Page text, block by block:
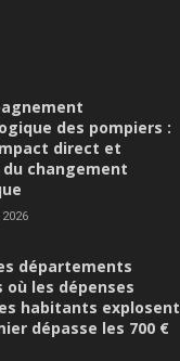
des pompiers :
direct et
changement
départements
où les dépenses
habitants explosent
dépasse les 700 €